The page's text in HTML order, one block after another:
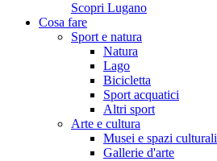
Scopri Lugano
Cosa fare
Sport e natura
Natura
Lago
Bicicletta
Sport acquatici
Altri sport
Arte e cultura
Musei e spazi culturali
Gallerie d'arte